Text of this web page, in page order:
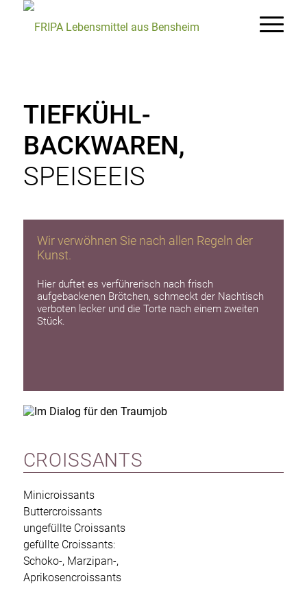
TIEFKÜHL-
BACKWAREN,
SPEISEEIS
Wir verwöhnen Sie nach allen Regeln der
Kunst.
Hier duftet es verführerisch nach frisch
aufgebackenen Brötchen, schmeckt der Nachtisch
verboten lecker und die Torte nach einem zweiten
Stück.
CROISSANTS
Minicroissants
Buttercroissants
ungefüllte Croissants
gefüllte Croissants:
Schoko-, Marzipan-,
Aprikosencroissants